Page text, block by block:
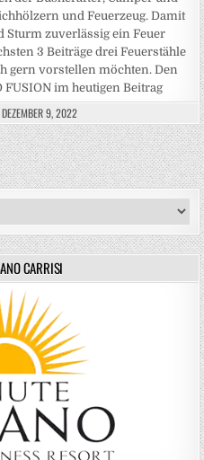
und Feuerzeug. Damit
Sturm zuverlässig ein Feuer
3 Beiträge drei Feuerstähle
gern vorstellen möchten. Den
im heutigen Beitrag
DEZEMBER 9, 2022
CARRISI